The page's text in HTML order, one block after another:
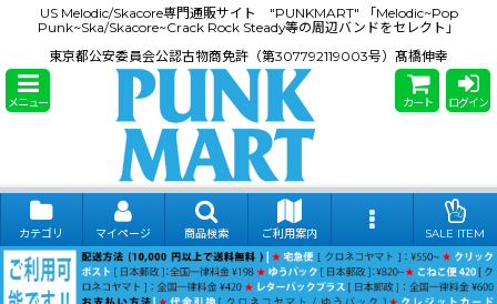
US Melodic/Skacore専門通販サイト "PUNKMART" 「Melodic~Pop
Punk~Ska/Skacore~Crack Rock Steady等の周辺バンドをセレクト」
東京都公安委員会公認古物商免許（第307792119003号）髙橋伸幸
メニュー カート ログイン
カテゴリ マイページ 商品検索 ご利用案内 SALE ITEM